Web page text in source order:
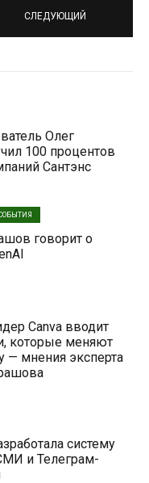
СЛЕДУЮЩИЙ
Олег
100 процентов
Сантэнс
говорит о
Canva вводит
которые меняют
— мнения эксперта
систему
и Телеграм-